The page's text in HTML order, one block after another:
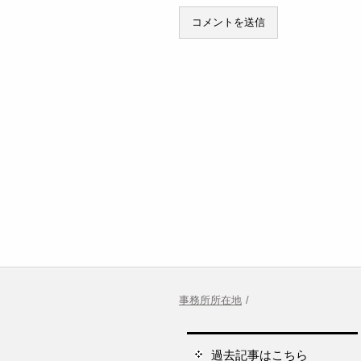
事務所所在地
過去記事はこちら